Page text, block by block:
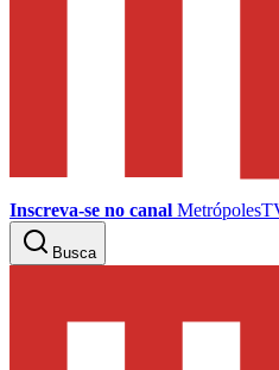
Inscreva-se no canal
Busca